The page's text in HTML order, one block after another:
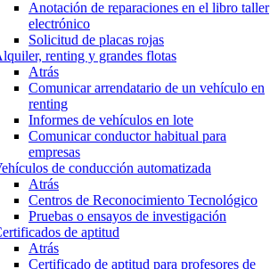
Anotación de reparaciones en el libro taller
electrónico
Solicitud de placas rojas
renting y grandes flotas
Atrás
Comunicar arrendatario de un vehículo en
renting
Informes de vehículos en lote
Comunicar conductor habitual para
empresas
de conducción automatizada
Atrás
Centros de Reconocimiento Tecnológico
Pruebas o ensayos de investigación
de aptitud
Atrás
Certificado de aptitud para profesores de